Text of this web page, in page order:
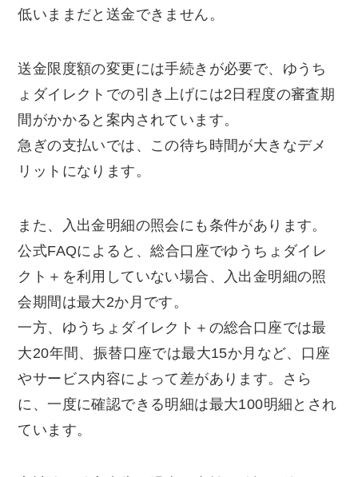
低いままだと送金できません。
送金限度額の変更には手続きが必要で、ゆうち
ょダイレクトでの引き上げには2日程度の審査期
間がかかると案内されています。
急ぎの支払いでは、この待ち時間が大きなデメ
リットになります。
また、入出金明細の照会にも条件があります。
公式FAQによると、総合口座でゆうちょダイレ
クト＋を利用していない場合、入出金明細の照
会期間は最大2か月です。
一方、ゆうちょダイレクト＋の総合口座では最
大20年間、振替口座では最大15か月など、口座
やサービス内容によって差があります。さら
に、一度に確認できる明細は最大100明細とされ
ています。